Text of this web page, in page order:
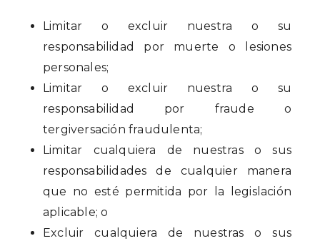
Limitar o excluir nuestra o su
responsabilidad por muerte o lesiones
personales;
Limitar o excluir nuestra o su
responsabilidad por fraude o
tergiversación fraudulenta;
Limitar cualquiera de nuestras o sus
responsabilidades de cualquier manera
que no esté permitida por la legislación
aplicable; o
Excluir cualquiera de nuestras o sus